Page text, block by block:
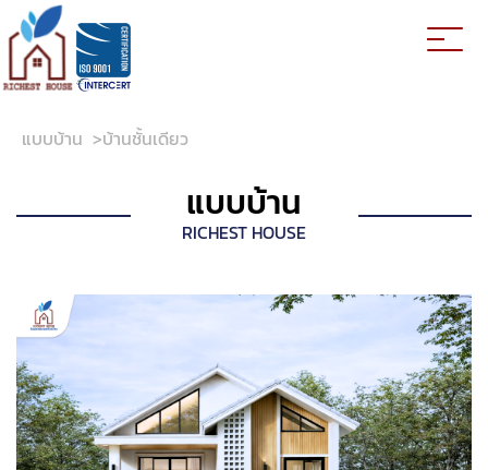
แบบบ้าน >บ้านชั้นเดียว
แบบบ้าน
RICHEST HOUSE